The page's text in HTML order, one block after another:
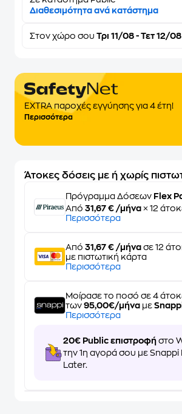
Διαθεσιμότητα ανά κατάστημα
Στον χώρο σου Τρι 11/08 - Τετ 12/08
EXTRA παροχές εγγύησης για 4 έτη!
Περισσότερα
Άτοκες δόσεις με ή χωρίς
Πρόγραμμα Δόσεων Flex
Από 31,67 € /μήνα × 12
Περισσότερα
Από 31,67 € /μήνα σε 12
με πιστωτική κάρτα
Περισσότερα
Μοίρασε το ποσό σε 4
των 95,00€/μήνα με
Περισσότερα
20€ Public επιστροφή στο
την 1η αγορά σου με Snappi
Later.